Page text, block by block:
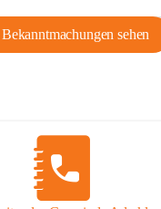
sehen